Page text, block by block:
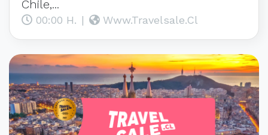
Chile,...
00:00 H. | Www.travelsale.cl